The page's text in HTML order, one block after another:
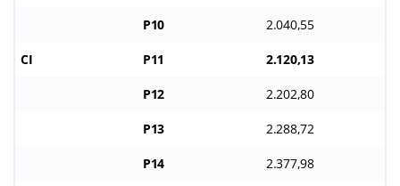
P10 2.040,55
CI P11 2.120,13
P12 2.202,80
P13 2.288,72
P14 2.377,98